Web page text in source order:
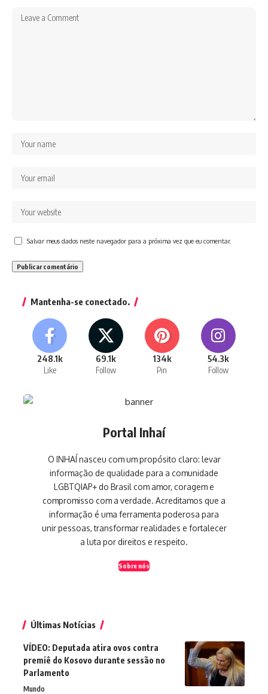
Salvar meus dados neste navegador para a próxima vez que eu comentar.
Mantenha-se conectado.
248.1k
Like
69.1k
Follow
134k
Pin
54.3k
Follow
Portal Inhaí
O INHAÍ nasceu com um propósito claro: levar
informação de qualidade para a comunidade
LGBTQIAP+ do Brasil com amor, coragem e
compromisso com a verdade. Acreditamos que a
informação é uma ferramenta poderosa para
unir pessoas, transformar realidades e fortalecer
a luta por direitos e respeito.
Sobre nós
Últimas Notícias
VÍDEO: Deputada atira ovos contra
premiê do Kosovo durante sessão no
Parlamento
Mundo